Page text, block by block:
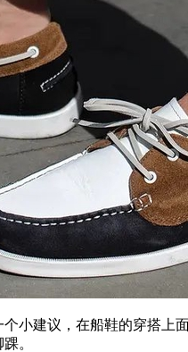
建议，在船鞋的穿搭上
。